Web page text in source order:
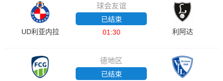
UD利亚内拉
球会友谊
已结束
01:30
利阿达
德地区
已结束